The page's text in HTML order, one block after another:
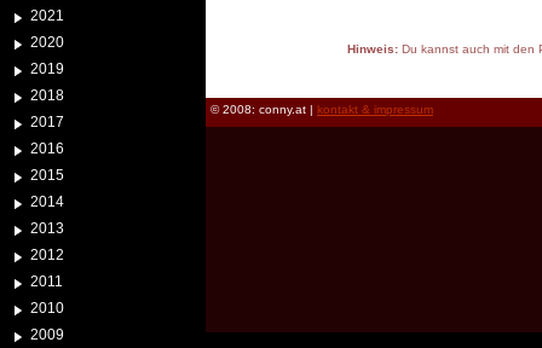
2021
2020
2019
2018
2017
2016
2015
2014
2013
2012
2011
2010
2009
Hinweis:Du kannst auch mit den
© 2008: conny.at | kontakt & impressum